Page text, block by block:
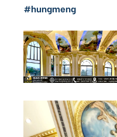
#hungmeng